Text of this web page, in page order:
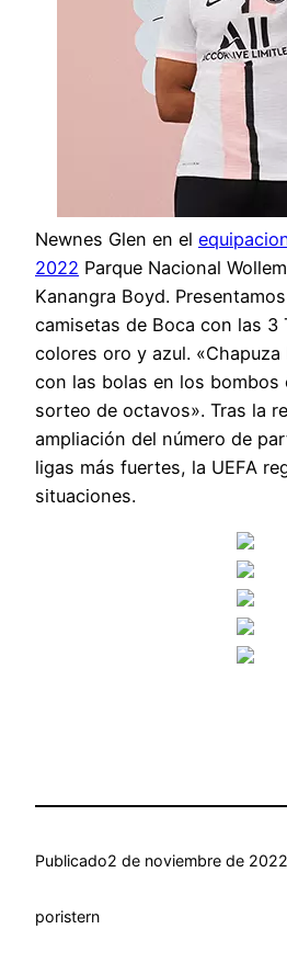
Newnes Glen en el
2022 Parque Nacional
Kanangra Boyd.
camisetas de Boca con las 3
colores oro y azul. «Chapuza
con las bolas en los bombos
sorteo de octavos». Tras la
ampliación del número de
ligas más fuertes, la UEFA
situaciones.
Publicado2 de noviembre de 2022
poristern